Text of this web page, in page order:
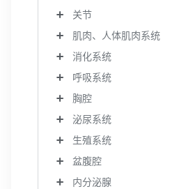
关节
肌肉、人体肌肉系统
消化系统
呼吸系统
胸腔
泌尿系统
生殖系统
盆腹腔
内分泌腺